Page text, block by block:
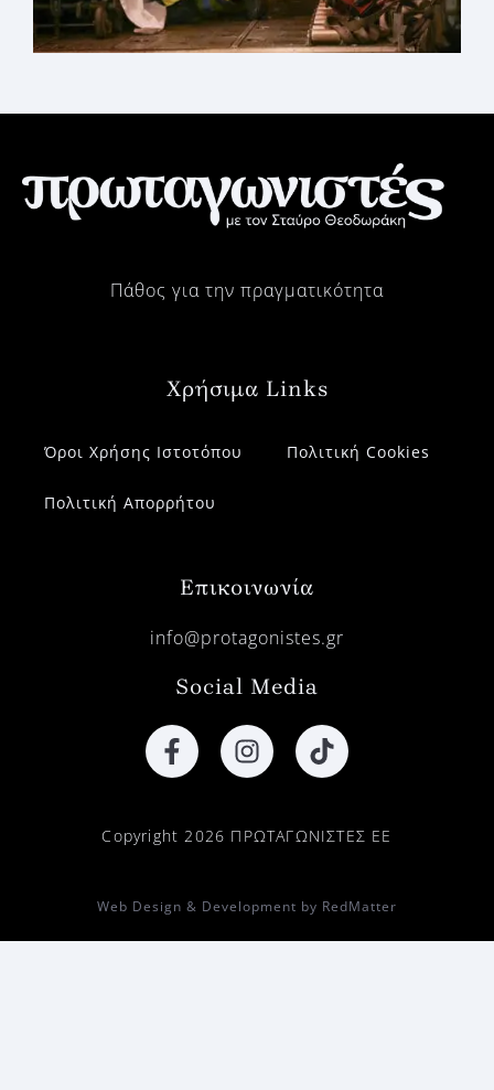
Πάθος για την πραγματικότητα
Χρήσιμα Links
Όροι Χρήσης Ιστοτόπου Πολιτική Cookies
Πολιτική Απορρήτου
Επικοινωνία
info@protagonistes.gr
Social Media
Copyright 2026 ΠΡΩΤΑΓΩΝΙΣΤΕΣ ΕΕ
Web Design & Development by RedMatter